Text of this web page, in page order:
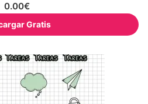
0.00€
Gratis